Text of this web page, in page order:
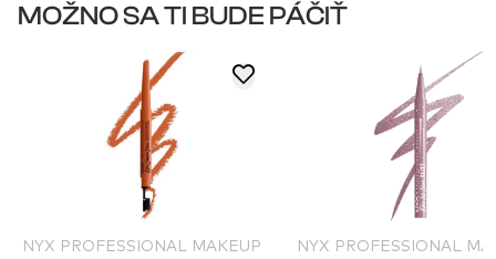
MOŽNO SA TI BUDE PÁČIŤ
NYX PROFESSIONAL MAKEUP NYX PROFESSIONAL